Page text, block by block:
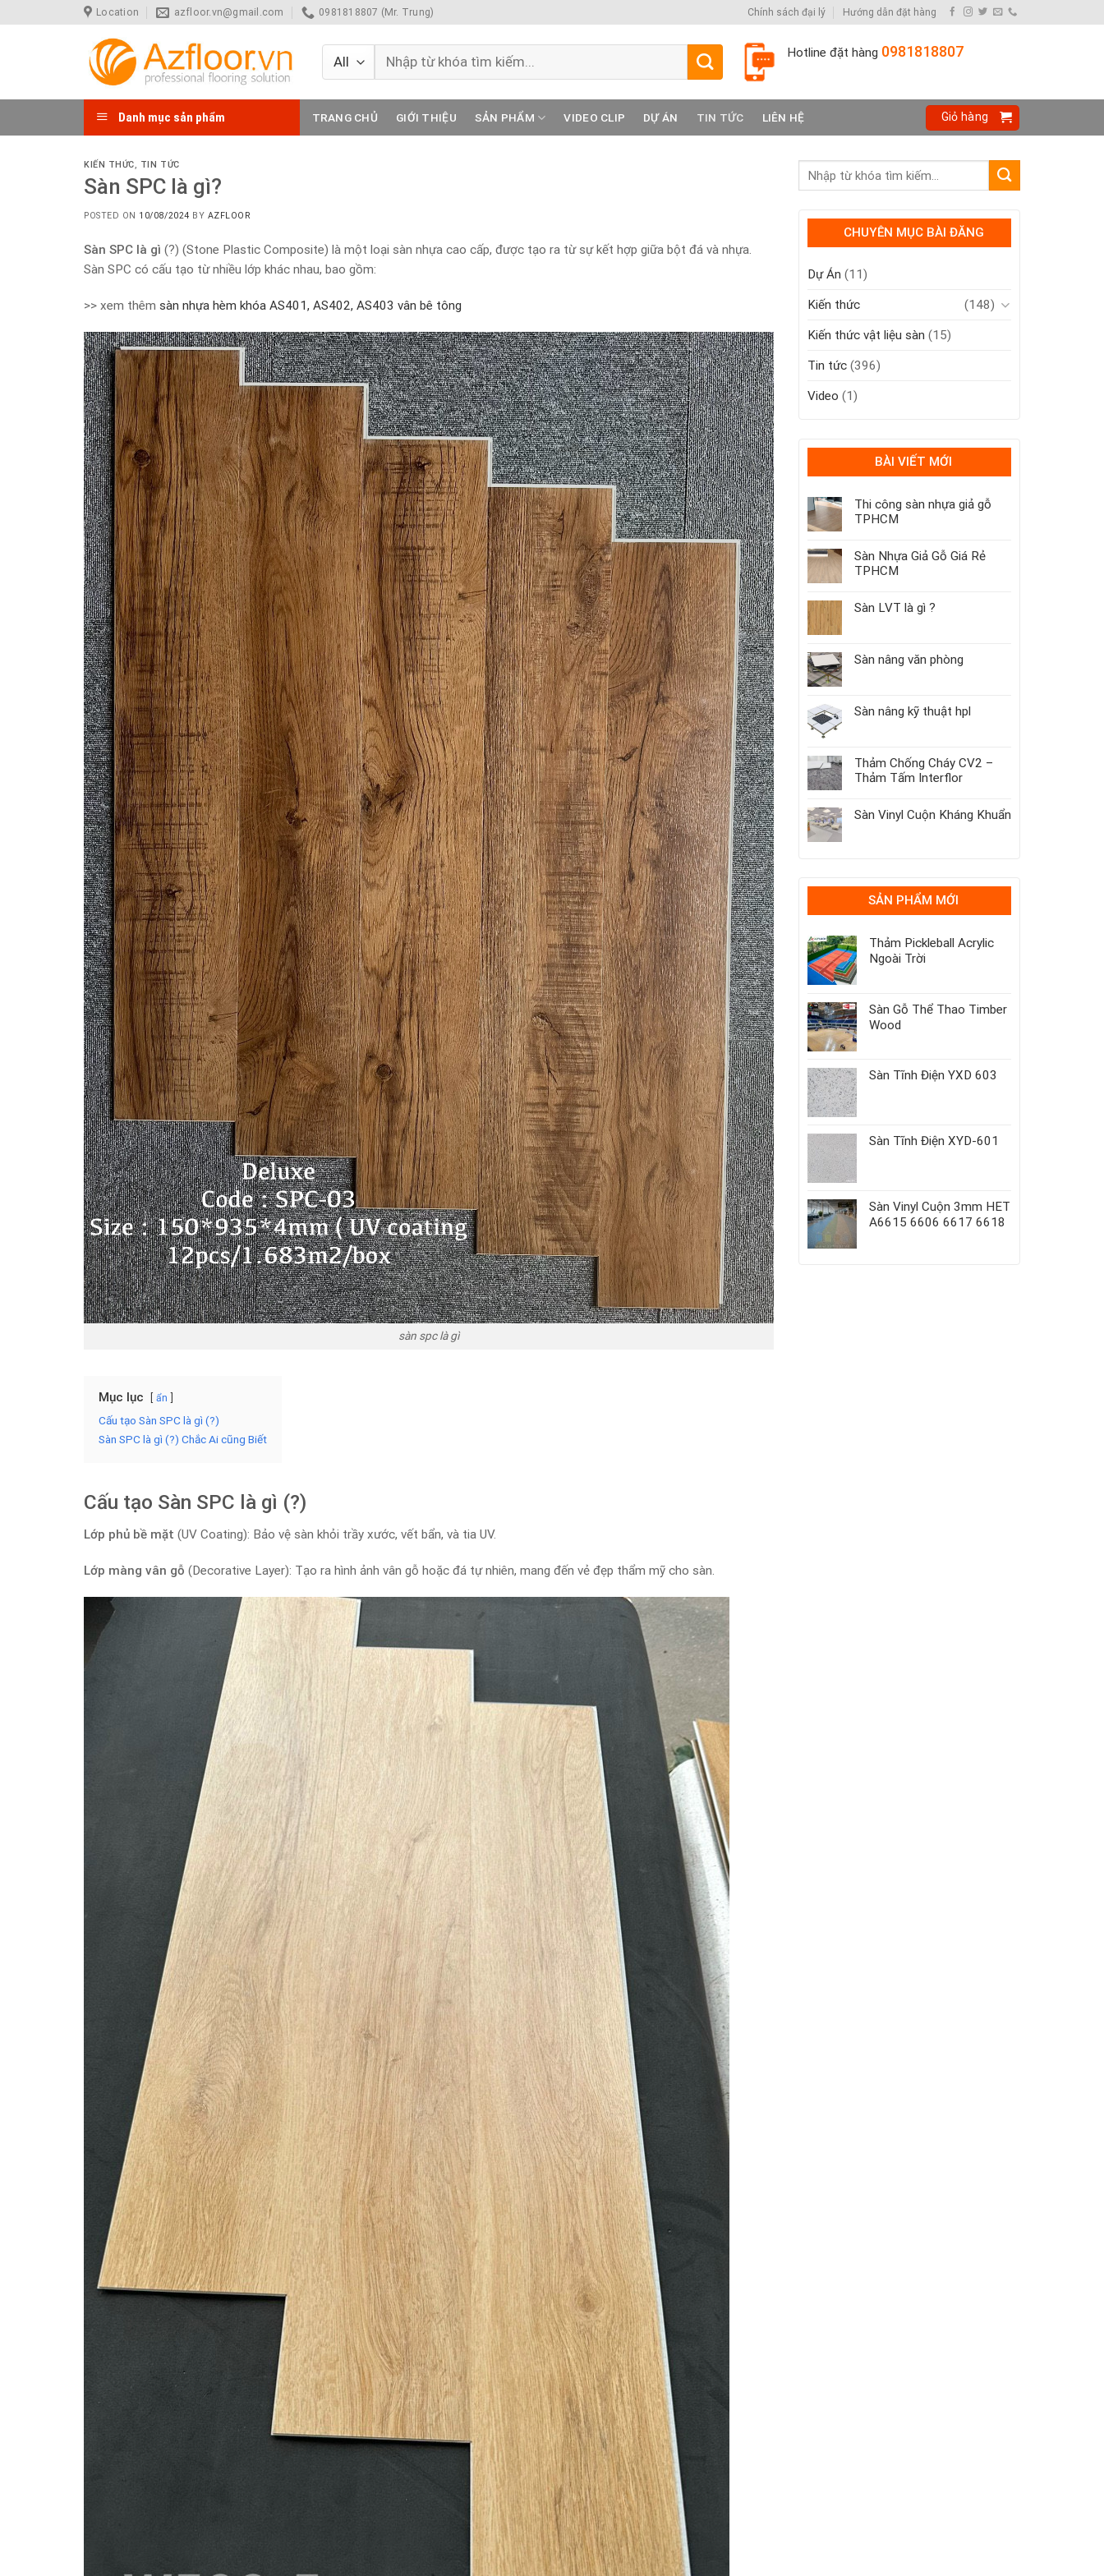
to
Location azfloor.vn@gmail.com 0981818807 (Mr. Trung) Chính sách đại lý Hướng dẫn đặt hàng
Tìm
kiếm:
Hotline đặt hàng 0981818807
Danh mục sản phẩm TRANG CHỦ GIỚI THIỆU SẢN PHẨM VIDEO CLIP DỰ ÁN TIN TỨC LIÊN HỆ Giỏ hàng
KIẾN THỨC, TIN TỨC
Sàn SPC là gì?
POSTED ON 10/08/2024 BY AZFLOOR
Sàn SPC là gì (?) (Stone Plastic Composite) là một loại sàn nhựa cao cấp, được tạo ra từ sự kết hợp giữa bột đá và nhựa.
Sàn SPC có cấu tạo từ nhiều lớp khác nhau, bao gồm:
>> xem thêm sàn nhựa hèm khóa AS401, AS402, AS403 vân bê tông
sàn spc là gì
Mục lục ẩn
Cấu tạo Sàn SPC là gì (?)
Sàn SPC là gì (?) Chắc Ai cũng Biết
Cấu tạo Sàn SPC là gì (?)
Lớp phủ bề mặt (UV Coating): Bảo vệ sàn khỏi trầy xước, vết bẩn, và tia UV.
Lớp màng vân gỗ (Decorative Layer): Tạo ra hình ảnh vân gỗ hoặc đá tự nhiên, mang đến vẻ đẹp thẩm mỹ cho sàn.
CHUYÊN MỤC BÀI ĐĂNG
Dự Án (11)
Kiến thức (148)
Kiến thức vật liệu sàn (15)
Tin tức (396)
Video (1)
BÀI VIẾT MỚI
Thi công sàn nhựa giả gỗ
TPHCM
Sàn Nhựa Giả Gỗ Giá Rẻ
TPHCM
Sàn LVT là gì ?
Sàn nâng văn phòng
Sàn nâng kỹ thuật hpl
Thảm Chống Cháy CV2 –
Thảm Tấm Interflor
Sàn Vinyl Cuộn Kháng Khuẩn
SẢN PHẨM MỚI
Thảm Pickleball Acrylic
Ngoài Trời
Sàn Gỗ Thể Thao Timber
Wood
Sàn Tĩnh Điện YXD 603
Sàn Tĩnh Điện XYD-601
Sàn Vinyl Cuộn 3mm HET
A6615 6606 6617 6618